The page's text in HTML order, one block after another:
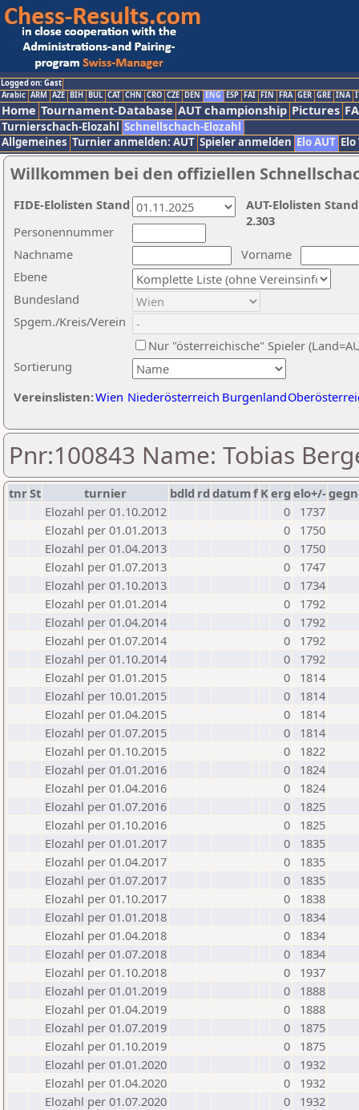
Logged on: Gast
Arabic ARM AZE BIH BUL CAT CHN CRO CZE DEN ENG ESP FAI FIN FRA GER GRE INA
Home Tournament-Database AUT championship Pictures
Turnierschach-Elozahl Schnellschach-Elozahl
Allgemeines Turnier anmelden: AUT Spieler anmelden Elo AUT
Willkommen bei den offiziellen
Nachname
Vorname
Ebene
Sortierung
Personennummer
Bundesland
Spgem./Kreis/Verein
Nur "österreichische" Spieler
Vereinslisten:Wien Niederösterreich Burgenland
AUT-Elolisten
2.303
FIDE-Elolisten Stand
Pnr:100843 Name: Tobias
tnrSt turnier bdld rd datumf Kerg elo+/-
Elozahl per 01.10.2012
0
1737
Elozahl per 01.01.2013
0
1750
Elozahl per 01.04.2013
0
1750
Elozahl per 01.07.2013
0
1747
Elozahl per 01.10.2013
0
1734
Elozahl per 01.01.2014
0
1792
Elozahl per 01.04.2014
0
1792
Elozahl per 01.07.2014
0
1792
Elozahl per 01.10.2014
0
1792
Elozahl per 01.01.2015
0
1814
Elozahl per 10.01.2015
0
1814
Elozahl per 01.04.2015
0
1814
Elozahl per 01.07.2015
0
1814
Elozahl per 01.10.2015
0
1822
Elozahl per 01.01.2016
0
1824
Elozahl per 01.04.2016
0
1824
Elozahl per 01.07.2016
0
1825
Elozahl per 01.10.2016
0
1825
Elozahl per 01.01.2017
0
1835
Elozahl per 01.04.2017
0
1835
Elozahl per 01.07.2017
0
1835
Elozahl per 01.10.2017
0
1838
Elozahl per 01.01.2018
0
1834
Elozahl per 01.04.2018
0
1834
Elozahl per 01.07.2018
0
1834
Elozahl per 01.10.2018
0
1937
Elozahl per 01.01.2019
0
1888
Elozahl per 01.04.2019
0
1888
Elozahl per 01.07.2019
0
1875
Elozahl per 01.10.2019
0
1875
Elozahl per 01.01.2020
0
1932
Elozahl per 01.04.2020
0
1932
Elozahl per 01.07.2020
0
1932